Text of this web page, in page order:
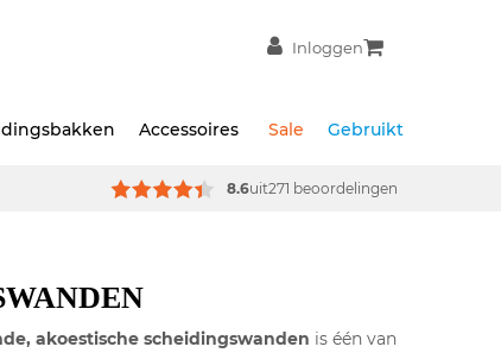
Inloggen
Accessoires Sale Gebruikt
8.6uit271 beoordelingen
akoestische scheidingswanden is één van